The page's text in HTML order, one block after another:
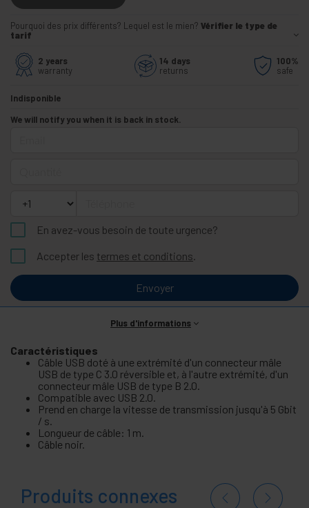
Pourquoi des prix différents? Lequel est le mien? Vérifier le type de
tarif
2 years
warranty
14 days
returns
100%
safe
Indisponible
We will notify you when it is back in stock.
En avez-vous besoin de toute urgence?
Accepter les termes et conditions.
Envoyer
Plus d'informations
Caractéristiques
Câble USB doté à une extrémité d'un connecteur mâle
USB de type C 3.0 réversible et, à l'autre extrémité, d'un
connecteur mâle USB de type B 2.0.
Compatible avec USB 2.0.
Prend en charge la vitesse de transmission jusqu'à 5 Gbit
/ s.
Longueur de câble: 1 m.
Câble noir.
Produits connexes